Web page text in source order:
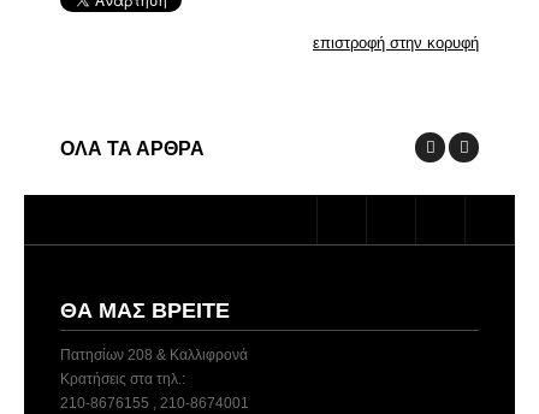
επιστροφή στην κορυφή
ΟΛΑ ΤΑ ΑΡΘΡΑ
ΘΑ ΜΑΣ ΒΡΕΊΤΕ
Πατησίων 208 & Καλλιφρονά
Κρατήσεις στα τηλ.:
210-8676155 , 210-8674001